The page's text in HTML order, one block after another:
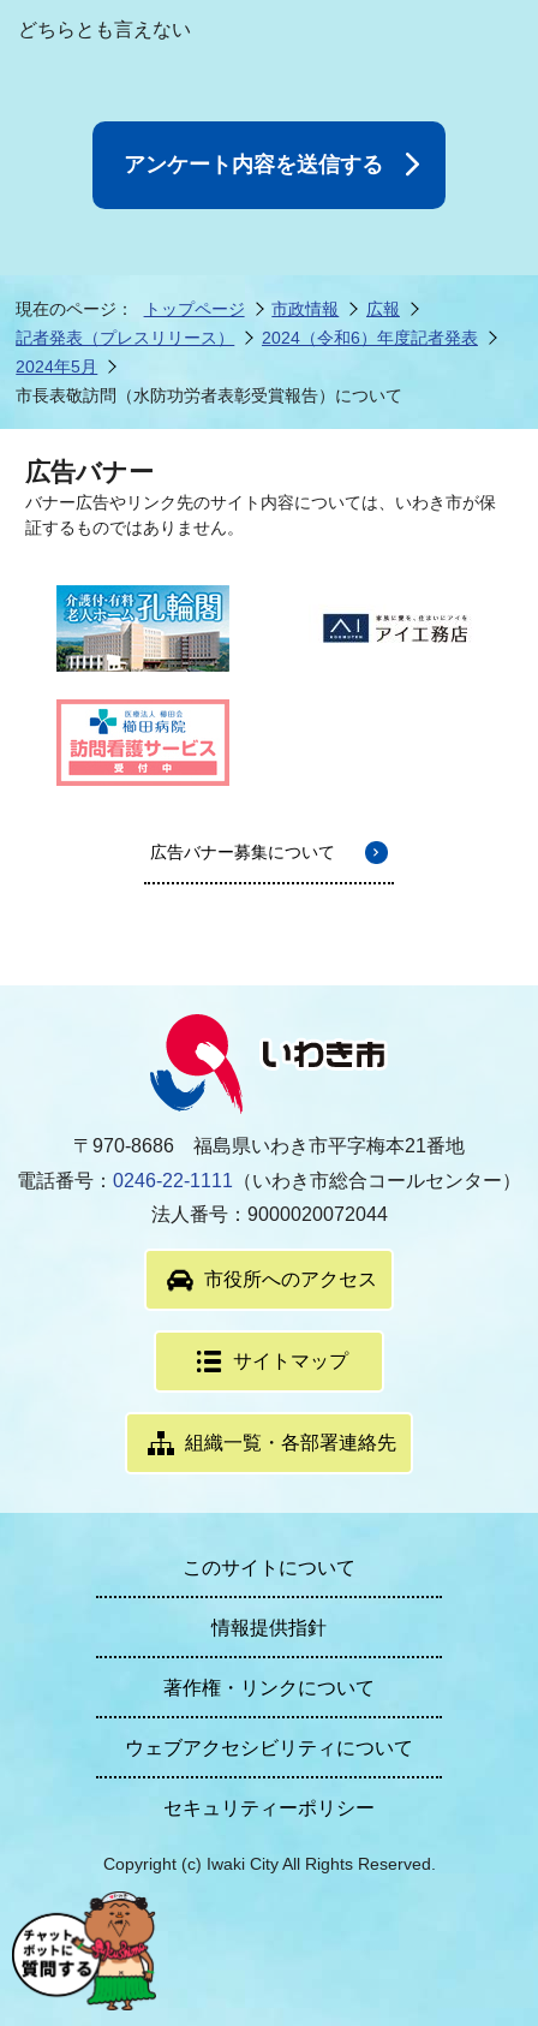
どちらとも言えない
現在のページ： トップページ 市政情報
広報
記者発表（プレスリリース）
2024（令和6）年度記者発表
2024年5月
市長表敬訪問（水防功労者表彰受賞報告）について
広告バナー
バナー広告やリンク先のサイト内容については、いわき市が保
証するものではありません。
広告バナー募集について
〒970-8686 福島県いわき市平字梅本21番地
電話番号： 0246-22-1111 （いわき市総合コールセンター）
法人番号：9000020072044
市役所へのアクセス
サイトマップ
組織一覧・各部署連絡先
このサイトについて
情報提供指針
著作権・リンクについて
ウェブアクセシビリティについて
セキュリティーポリシー
Copyright (c) Iwaki City All Rights Reserved.